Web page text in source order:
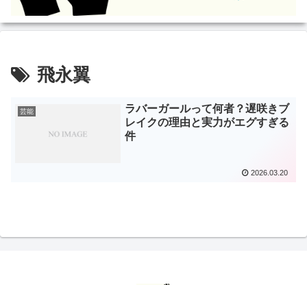
飛永翼
芸能
ラバーガールって何者？遅咲きブ
レイクの理由と実力がエグすぎる
件
2026.03.20